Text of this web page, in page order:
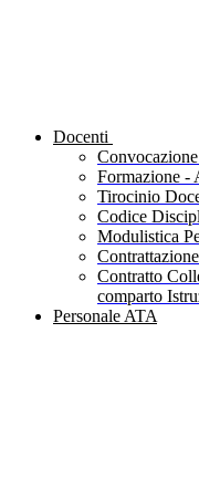
Docenti
Formazione -
Tirocinio
Codice
Modulistica
Contratto
comparto
Personale ATA